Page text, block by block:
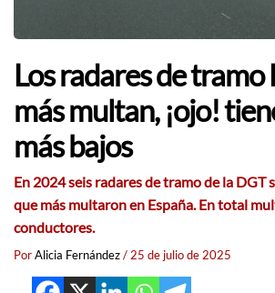
Los radares de tramo
más multan, ¡ojo!
más bajos
En 2024 seis radares de tramo de la DGT
que más multaron en España. En total
conductores.
PorAlicia Fernández/ 25 de julio de 2025